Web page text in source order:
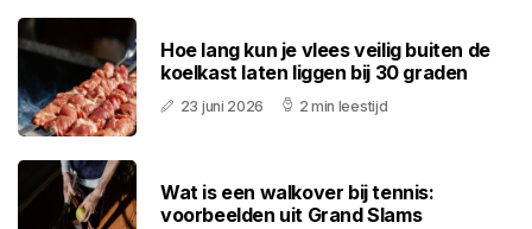
Hoe lang kun je vlees veilig buiten de
koelkast laten liggen bij 30 graden
23 juni 2026 2 min leestijd
Wat is een walkover bij tennis:
voorbeelden uit Grand Slams